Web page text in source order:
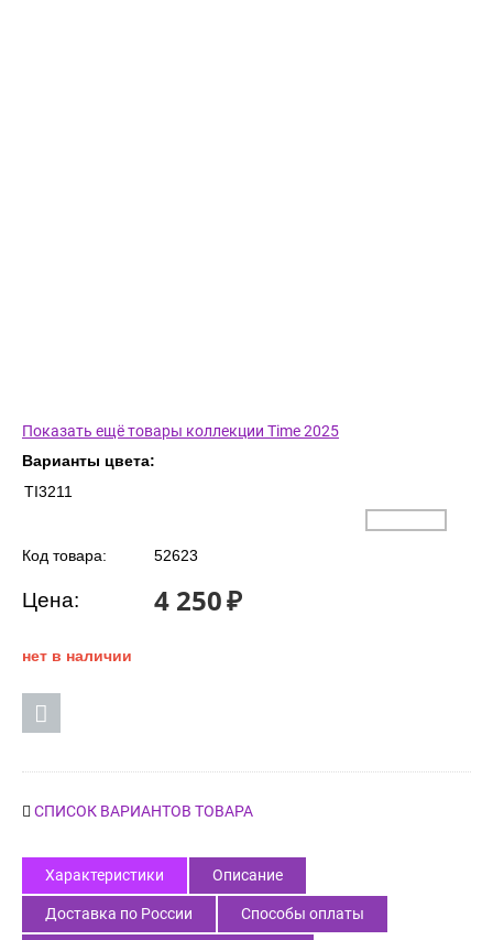
Показать ещё товары коллекции Time 2025
Варианты цвета:
TI3211
Код товара: 52623
Цена: 4 250₽
нет в наличии
СПИСОК ВАРИАНТОВ ТОВАРА
Характеристики Описание
Доставка по России Способы оплаты